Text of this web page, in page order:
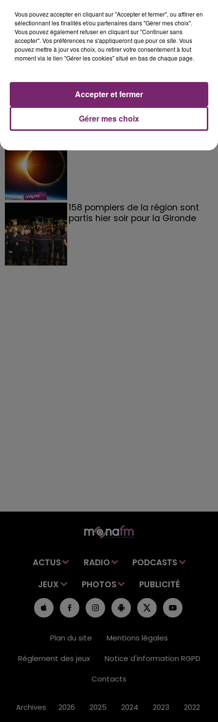
158 pompiers de la région sont
partis hier soir pour la Gironde
ACTUS RADIO
PODCASTS
JEUX
PHOTOS PUBLICITÉ
Plan du site
Mentions légales
Règlement des jeux
Notice d'information RGPD
Contacts
Archives 2026 2025 2024 2023 2022
Vous pouvez accepter en cliquant sur "Accepter et fermer", ou affiner en
sélectionnant les finalités et/ou partenaires dans "Gérer mes choix".
Vous pouvez également refuser en cliquant sur "Continuer sans
accepter". Vos préférences ne s'appliqueront que pour ce site. Vous
pouvez mettre à jour vos choix, ou retirer votre consentement à tout
moment via le lien "Gérer les cookies" situé en bas de chaque page.
Gérer mes choix
Accepter et fermer